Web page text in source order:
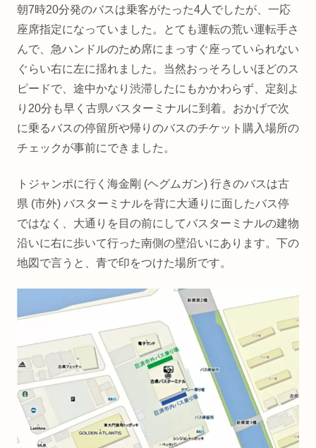
朝7時20分発のバスは乗客がたった4人でしたが、一応
座席指定になっていました。とても運転の荒い運転手さ
んで、急ハンドルのため席にまっすぐ座っていられない
ぐらい右に左に揺れました。当然おっそろしいほどのス
ピードで、途中かなり渋滞したにもかかわらず、定刻よ
り20分も早く古県バスターミナルに到着。おかげで次
に乗るバスの停留所や帰りのバスのチケット購入場所の
チェックが事前にできました。
トジャンポに行く海金剛 (ヘグムガン) 行きのバスは古
県 (市外) バスターミナルを背に大通りに面したバス停
ではなく、大通りを目の前にしてバスターミナルの建物
沿いに右に歩いて行った南側の壁沿いにあります。下の
地図で言うと、青で印をつけた場所です。